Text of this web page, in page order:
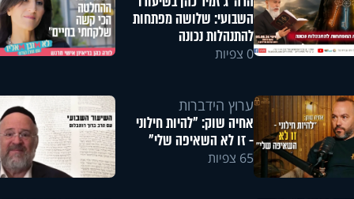
השבועי: שלושה מפתחות
להתנהלות נכונה
0 צפיות
ערוץ הידברות
אחיה שוק: "להיות חילוני
- זו לא השאיפה שלי"
65 צפיות